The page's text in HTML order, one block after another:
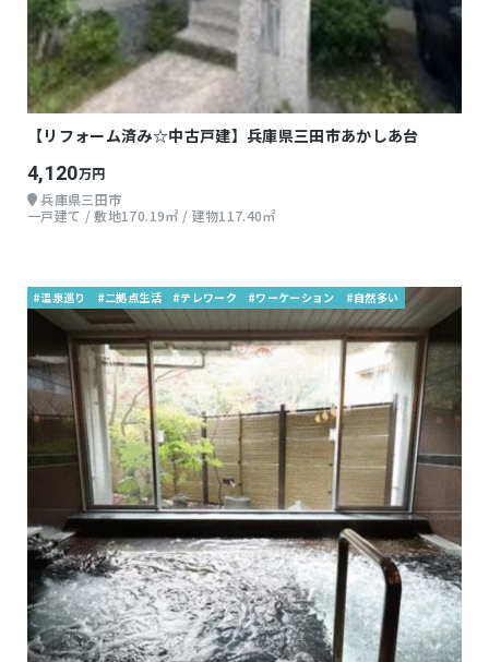
【リフォーム済み☆中古戸建】兵庫県三田市あかしあ台
4,120万円
兵庫県三田市
一戸建て / 敷地170.19㎡ / 建物117.40㎡
#温泉巡り #二拠点生活 #テレワーク #ワーケーション #自然多い